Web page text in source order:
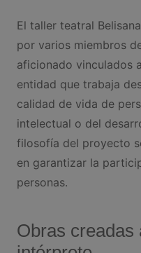
El taller teatral
por varios miembros
aficionado vinculados
entidad que trabaja
calidad de vida de
intelectual o del
filosofía del proyecto
en garantizar la
personas.
Obras creadas